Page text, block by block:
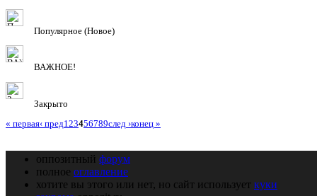
Популярное (Новое)
ВАЖНОЕ!
Закрыто
« первая‹ пред123456789след ›конец »
оппозитный форум
полное оглавление
хотите вы этого или нет, но сайт использует куки